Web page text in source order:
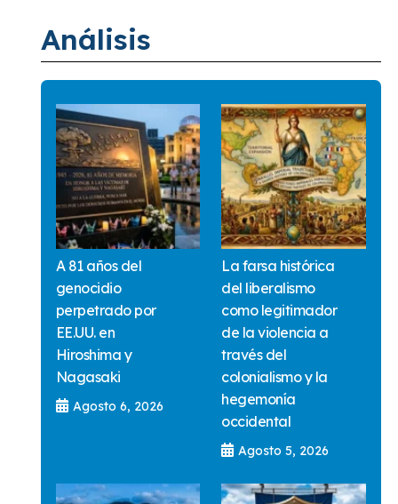
Análisis
A 81 años del
genocidio
perpetrado por
EE.UU. en
Hiroshima y
Nagasaki
Agosto 6, 2026
La farsa histórica
del liberalismo
como legitimador
de la violencia a
través del
colonialismo y la
hegemonía
occidental
Agosto 5, 2026